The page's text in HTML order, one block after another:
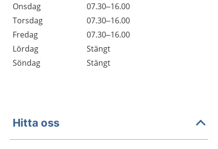
Onsdag
07.30–16.00
Torsdag
07.30–16.00
Fredag
07.30–16.00
Lördag
Stängt
Söndag
Stängt
Hitta oss